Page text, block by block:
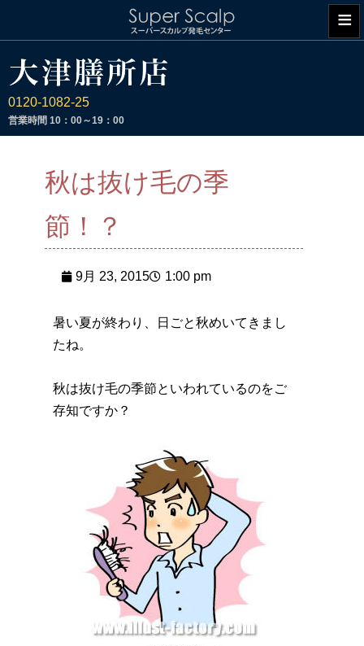
0120-1082-25
営業時間 10：00～19：00
≡
秋は抜け毛の季
節！？
9月 23, 2015 1:00 pm
暑い夏が終わり、日ごと秋めいてきまし
たね。
秋は抜け毛の季節といわれているのをご
存知ですか？